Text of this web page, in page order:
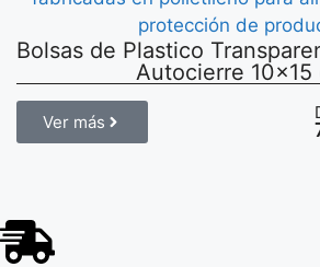
Bolsas de Plastico
Autocierre 10×15
Ver más